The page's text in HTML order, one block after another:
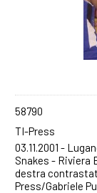
58790
TI-Press
03.11.2001 -
Snakes - Riviera
destra
Press/Gabriele